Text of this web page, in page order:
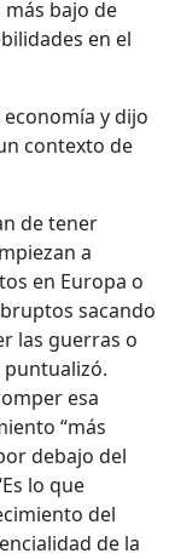
bajo de
en el
y dijo
contexto de
de tener
a
en Europa o
sacando
las guerras o
puntualizó.
esa
“más
debajo del
lo que
del
de la